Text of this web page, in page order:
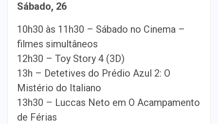
Sábado, 26
10h30 às 11h30 – Sábado no Cinema –
filmes simultâneos
12h30 – Toy Story 4 (3D)
13h – Detetives do Prédio Azul 2: O
Mistério do Italiano
13h30 – Luccas Neto em O Acampamento
de Férias